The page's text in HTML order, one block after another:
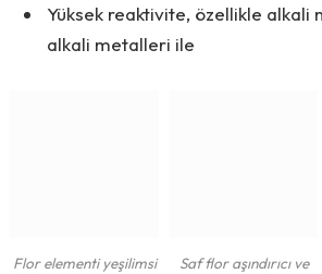
Yüksek reaktivite, özellikle alkali
alkali metalleri ile
Flor elementi yeşilimsi
Saf flor aşındırıcı ve